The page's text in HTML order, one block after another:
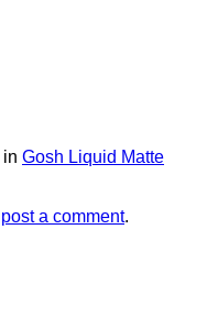
in Gosh Liquid Matte
post a comment.